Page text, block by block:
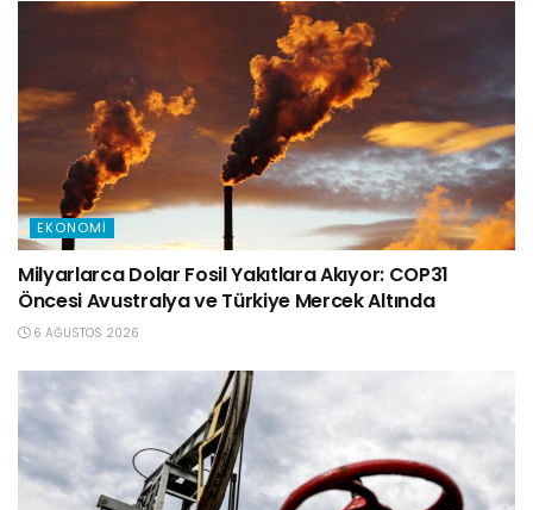
EKONOMI
Milyarlarca Dolar Fosil Yakıtlara Akıyor: COP31
Öncesi Avustralya ve Türkiye Mercek Altında
6 AĞUSTOS 2026